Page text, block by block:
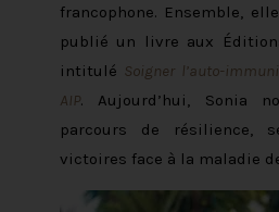
francophone. Ensemble,
publié un livre aux
intitulé Soigner l’auto-
AIP. Aujourd’hui, Sonia
parcours de résilience,
victoires face à la maladie